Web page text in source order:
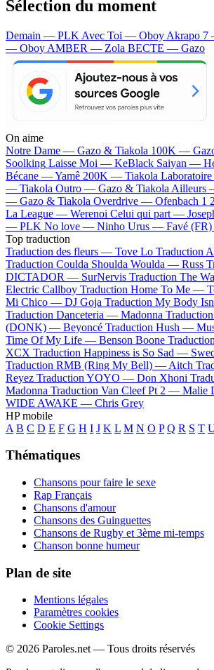
Sélection du moment
Demain — PLK Avec Toi — Oboy Akrapo
— Oboy AMBER — Zola BECTE — Gazo
On aime
Notre Dame — Gazo & Tiakola 100K —
Soolking Laisse Moi — KeBlack Saiyan —
Bécane —Yamê 200K — Tiakola
— Tiakola Outro — Gazo & Tiakola Ailleurs
— Gazo & Tiakola Overdrive — Ofenbach 1
La League — Werenoi Celui qui part —
— PLK No love — Ninho Urus — Favé (FR)
Top traduction
Traduction des fleurs — Tove Lo Traduction
Traduction Coulda Shoulda Woulda — Russ
DICTADOR — SurNervis Traduction The
Electric Callboy Traduction Home To Me —
Mi Chico — DJ Goja Traduction My Body
Traduction Danceteria — Madonna
(DONK) — Beyoncé Traduction Hush —
Time Of My Life — Benson Boone
XCX Traduction Happiness is So Sad —
Traduction RMB (Ring My Bell) — Aitch
Reyez Traduction YOYO — Don Xhoni
Madonna Traduction Van Cleef Pt 2 — Malie
WIDE AWAKE — Chris Grey
HP mobile
A B C D E F G H I J K L M N O P Q R S T
Thématiques
Chansons pour faire le sexe
Rap Français
Chansons d'amour
Chansons des Guinguettes
Chansons de Rugby et 3ème mi-temps
Chanson bonne humeur
Plan de site
Mentions légales
Paramètres cookies
Cookie Settings
© 2026 Paroles.net — Tous droits réservés